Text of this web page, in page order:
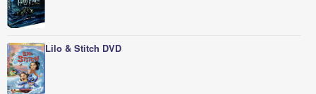
Lilo & Stitch DVD